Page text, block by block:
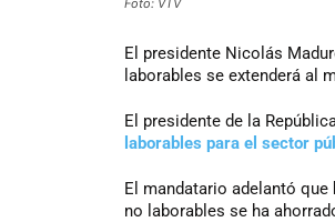
Foto: VTV
El presidente Nicolás
laborables se extenderá al
El presidente de la
laborables para el sector
El mandatario adelantó que
no laborables se ha